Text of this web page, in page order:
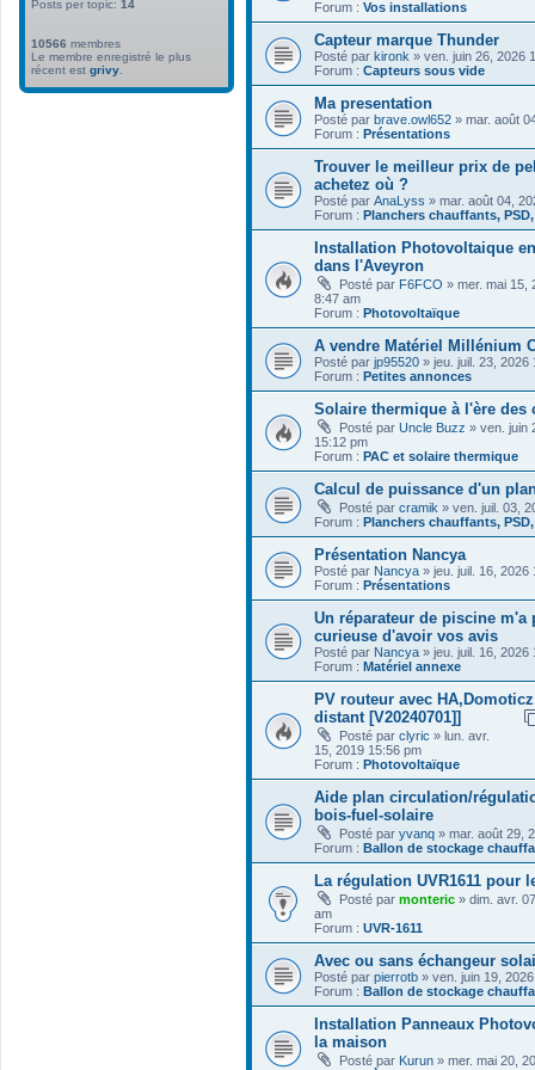
Forum : Vos installations
Capteur marque Thunder
Posté par kironk » ven. juin 26, 2026
Forum : Capteurs sous vide
Ma presentation
Posté par brave.owl652 » mar. août
Forum : Présentations
Trouver le meilleur prix de
achetez où ?
Posté par AnaLyss » mar. août 04,
Forum : Planchers chauffants,
Installation Photovoltaique
dans l'Aveyron
Posté par F6FCO » mer. mai 15,
8:47 am
Forum : Photovoltaïque
A vendre Matériel Millénium
Posté par jp95520 » jeu. juil. 23, 2026
Forum : Petites annonces
Solaire thermique à l'ère des
Posté par Uncle Buzz » ven. juin
15:12 pm
Forum : PAC et solaire thermique
Calcul de puissance d'un
Posté par cramik » ven. juil. 03,
Forum : Planchers chauffants,
Présentation Nancya
Posté par Nancya » jeu. juil. 16, 2026
Forum : Présentations
Un réparateur de piscine m'a
curieuse d'avoir vos avis
Posté par Nancya » jeu. juil. 16, 2026
Forum : Matériel annexe
PV routeur avec
distant [V20240701]]
Posté par clyric » lun. avr.
15, 2019 15:56 pm
Forum : Photovoltaïque
Aide plan circulation/
bois-fuel-solaire
Posté par yvanq » mar. août 29,
Forum : Ballon de stockage
La régulation UVR1611 pour
Posté par monteric » dim. avr.
am
Forum : UVR-1611
Avec ou sans échangeur
Posté par pierrotb » ven. juin 19,
Forum : Ballon de stockage
Installation Panneaux
la maison
Posté par Kurun » mer. mai 20,
Posts per topic: 14
10566 membres
Le membre enregistré le plus
récent est grivy